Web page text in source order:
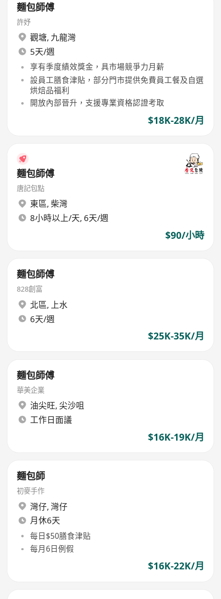
麵包師傅
許妤
觀塘, 九龍灣
5天/週
享有季度績效獎金，具市場競爭力月薪
設員工膳食津貼，部分門市提供免費員工餐及自選
烘焙品福利
開放內部晉升，支援專業資格認證考取
$18K-28K/月
麵包師傅
唐記包點
東區, 柴灣
8小時以上/天, 6天/週
$90/小時
麵包師傅
828創富
北區, 上水
6天/週
$25K-35K/月
麵包師傅
華美企業
油尖旺, 尖沙咀
工作日面議
$16K-19K/月
麵包師
初麥手作
灣仔, 灣仔
月休6天
每日$50膳食津贴
每月6日例假
$16K-22K/月